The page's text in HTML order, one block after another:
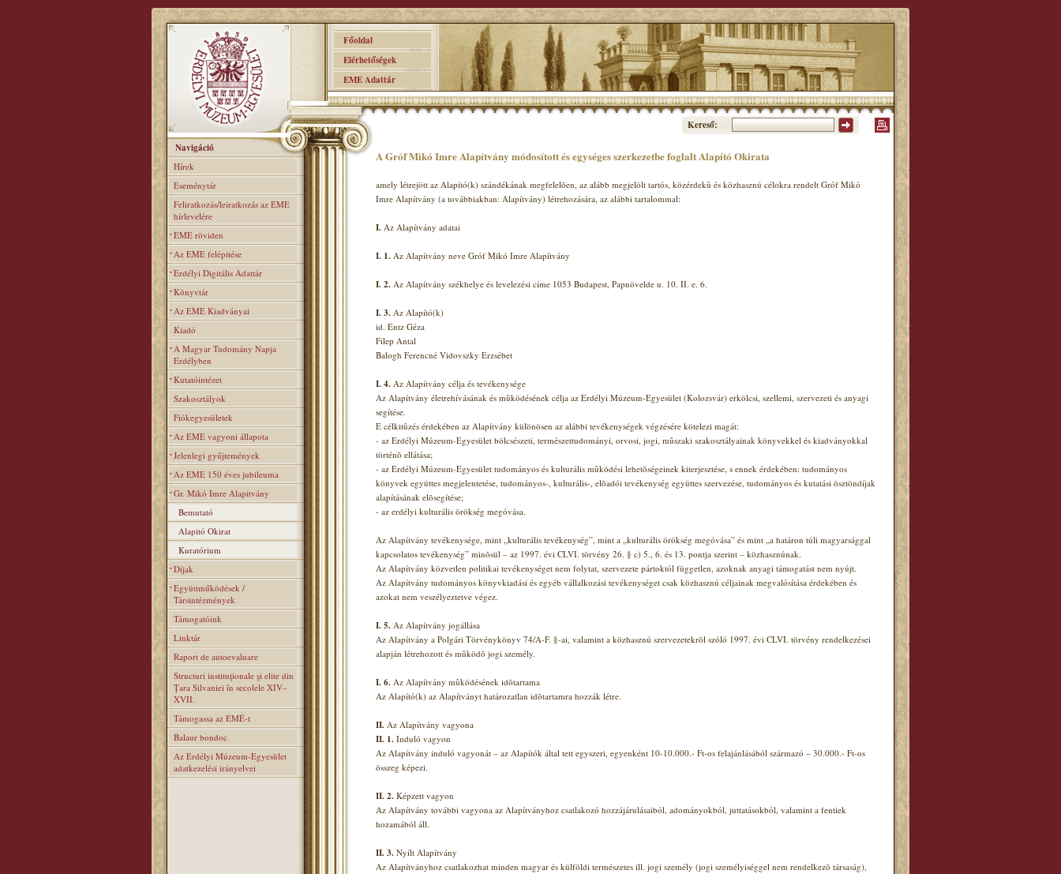
Főoldal
Elérhetőségek
EME Adattár
Kereső:
Navigáció
Hírek
Eseménytár
Feliratkozás/leiratkozás az EME
hírlevelére
EME röviden
Az EME felépitése
Erdélyi Digitális Adattár
Könyvtár
Az EME Kiadványai
Kiadó
A Magyar Tudomány Napja
Erdélyben
Kutatóintézet
Szakosztályok
Fiókegyesületek
Az EME vagyoni állapota
Jelenlegi gyűjtemények
Az EME 150 éves jubileuma
Gr. Mikó Imre Alapitvány
Bemutató
Alapitó Okirat
Kuratórium
Díjak
Együttműködések /
Társintézmények
Támogatóink
Linktár
Raport de autoevaluare
Structuri instituţionale şi elite din
Ţara Silvaniei în secolele XIV–
XVII.
Támogassa az EMÉ-t
Balaur bondoc
Az Erdélyi Múzeum-Egyesület
adatkezelési irányelvei
A Gróf Mikó Imre Alapítvány módosított és egységes szerkezetbe foglalt Alapító Okirata
amely létrejött az Alapító(k) szándékának megfelelõen, az alább megjelölt tartós, közérdekû és közhasznú célokra rendelt Gróf Mikó
Imre Alapítvány (a továbbiakban: Alapítvány) létrehozására, az alábbi tartalommal:
I. Az Alapítvány adatai
I. 1. Az Alapítvány neve Gróf Mikó Imre Alapítvány
I.2. Az Alapítvány székhelye és levelezési címe 1053 Budapest, Papnövelde u. 10. II. e. 6.
I.3. Az Alapító(k)
id. Entz Géza
Filep Antal
Balogh Ferencné Vidovszky Erzsébet
I.4. Az Alapítvány célja és tevékenysége
Az Alapítvány életrehívásának és mûködésének célja az Erdélyi Múzeum-Egyesület (Kolozsvár) erkölcsi, szellemi, szervezeti és anyagi
segítése.
E célkitûzés érdekében az Alapítvány különösen az alábbi tevékenységek végzésére kötelezi magát:
- az Erdélyi Múzeum-Egyesület bölcsészeti, természettudományi, orvosi, jogi, mûszaki szakosztályainak könyvekkel és kiadványokkal
történõ ellátása;
- az Erdélyi Múzeum-Egyesület tudományos és kulturális mûködési lehetõségeinek kiterjesztése, s ennek érdekében: tudományos
könyvek együttes megjelentetése, tudományos-, kulturális-, elõadói tevékenység együttes szervezése, tudományos és kutatási ösztöndíjak
alapításának elõsegítése;
- az erdélyi kulturális örökség megóvása.
Az Alapítvány tevékenysége, mint „kulturális tevékenység”, mint a „kulturális örökség megóvása” és mint „a határon túli magyarsággal
kapcsolatos tevékenység” minõsül – az 1997. évi CLVI. törvény 26. § c) 5., 6. és 13. pontja szerint – közhasznúnak.
Az Alapítvány közvetlen politikai tevékenységet nem folytat, szervezete pártoktól független, azoknak anyagi támogatást nem nyújt.
Az Alapítvány tudományos könyvkiadási és egyéb vállalkozási tevékenységet csak közhasznú céljainak megvalósítása érdekében és
azokat nem veszélyeztetve végez.
I.5. Az Alapítvány jogállása
Az Alapítvány a Polgári Törvénykönyv 74/A-F. §-ai, valamint a közhasznú szervezetekrõl szóló 1997. évi CLVI. törvény rendelkezései
alapján létrehozott és mûködõ jogi személy.
I.6. Az Alapítvány mûködésének idõtartama
Az Alapító(k) az Alapítványt határozatlan idõtartamra hozzák létre.
II. Az Alapítvány vagyona
II. 1. Induló vagyon
Az Alapítvány induló vagyonát – az Alapítók által tett egyszeri, egyenként 10-10.000.- Ft-os felajánlásából származó – 30.000.- Ft-os
összeg képezi.
II.2. Képzett vagyon
Az Alapítvány további vagyona az Alapítványhoz csatlakozó hozzájárulásaiból, adományokból, juttatásokból, valamint a fentiek
hozamából áll.
II. 3. Nyílt Alapítvány
Az Alapítványhoz csatlakozhat minden magyar és külföldi természetes ill. jogi személy (jogi személyiséggel nem rendelkezõ társaság),